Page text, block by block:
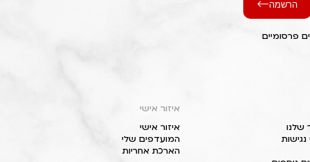
הרשמה
פרסומיים
שלנו
איזור אישי
איזור אישי
המועדפים שלי
הארכת אחריות